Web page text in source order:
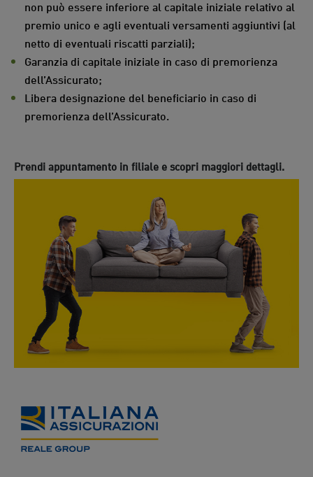
non può essere inferiore al capitale iniziale relativo al
premio unico e agli eventuali versamenti aggiuntivi (al
netto di eventuali riscatti parziali);
Garanzia di capitale iniziale in caso di premorienza
dell’Assicurato;
Libera designazione del beneficiario in caso di
premorienza dell’Assicurato.
Prendi appuntamento in filiale e scopri maggiori dettagli.